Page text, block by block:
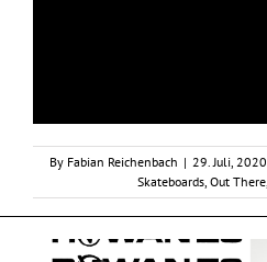
By Fabian Reichenbach | 29. Juli, 2020
Skateboards Out There